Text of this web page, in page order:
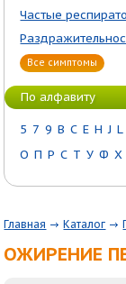
Частые
Все симптомы
По алфавиту
5 7 9 B C E H J L
О П Р С Т У Ф Х
Главная Каталог
ОЖИРЕНИЕ